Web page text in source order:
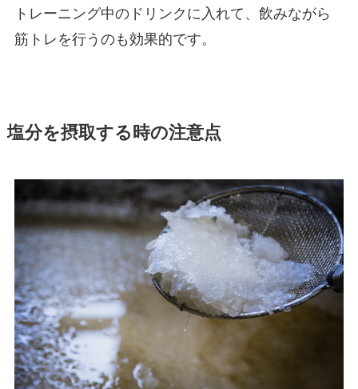
トレーニング中のドリンクに入れて、飲みながら
筋トレを行うのも効果的です。
塩分を摂取する時の注意点